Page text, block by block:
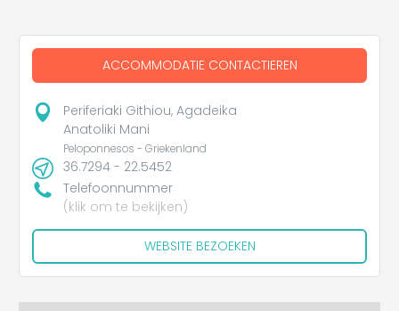
ACCOMMODATIE CONTACTIEREN
Periferiaki Githiou, Agadeika
Anatoliki Mani
Peloponnesos - Griekenland
36.7294 - 22.5452
Telefoonnummer
(klik om te bekijken)
WEBSITE BEZOEKEN